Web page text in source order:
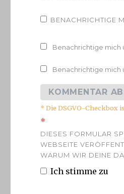
BENACHRICHTIGE
Benachrichtige mich
Benachrichtige mich
* Die DSGVO-Checkbox
*
DIESES FORMULAR
WEBSEITE
WARUM WIR DEINE
Ich stimme zu